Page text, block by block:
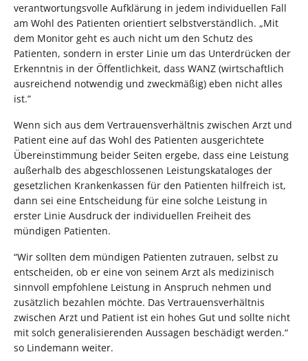
verantwortungsvolle Aufklärung in jedem individuellen Fall
am Wohl des Patienten orientiert selbstverständlich. „Mit
dem Monitor geht es auch nicht um den Schutz des
Patienten, sondern in erster Linie um das Unterdrücken der
Erkenntnis in der Öffentlichkeit, dass WANZ (wirtschaftlich
ausreichend notwendig und zweckmäßig) eben nicht alles
ist.”
Wenn sich aus dem Vertrauensverhältnis zwischen Arzt und
Patient eine auf das Wohl des Patienten ausgerichtete
Übereinstimmung beider Seiten ergebe, dass eine Leistung
außerhalb des abgeschlossenen Leistungskataloges der
gesetzlichen Krankenkassen für den Patienten hilfreich ist,
dann sei eine Entscheidung für eine solche Leistung in
erster Linie Ausdruck der individuellen Freiheit des
mündigen Patienten.
“Wir sollten dem mündigen Patienten zutrauen, selbst zu
entscheiden, ob er eine von seinem Arzt als medizinisch
sinnvoll empfohlene Leistung in Anspruch nehmen und
zusätzlich bezahlen möchte. Das Vertrauensverhältnis
zwischen Arzt und Patient ist ein hohes Gut und sollte nicht
mit solch generalisierenden Aussagen beschädigt werden.“
so Lindemann weiter.